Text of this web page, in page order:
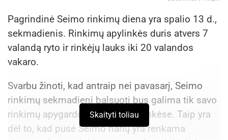
Pagrindinė Seimo rinkimų diena yra spalio 13 d.,
sekmadienis. Rinkimų apylinkės duris atvers 7
valandą ryto ir rinkėjų lauks iki 20 valandos
vakaro.
Svarbu žinoti, kad antraip nei pavasarį, Seimo
rinkimų sekmadienį balsuoti bus galima tik savo
rinkimų apygardos rinkimų apylinkėse. Taip yra
dėl to, kad pusė Seimo narių yra renkama
Skaityti toliau